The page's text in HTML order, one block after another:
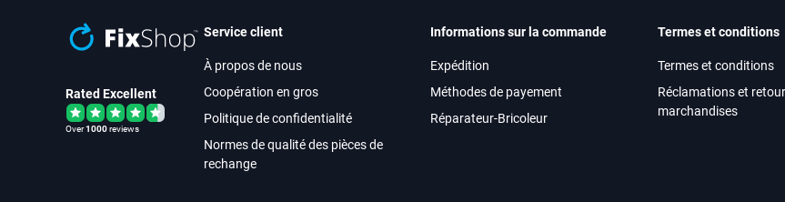
Rated Excellent
Over1000reviews
Service client
À propos de nous
Coopération en gros
Politique de confidentialité
Normes de qualité des pièces de
rechange
Informations sur la commande
Expédition
Méthodes de payement
Réparateur-Bricoleur
Termes et conditions
Termes et conditions
Réclamations et
marchandises